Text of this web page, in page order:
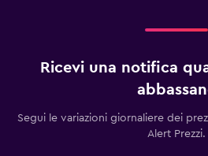
Ricevi una notifica
Segui le variazioni giornaliere dei
Alert Prezzi.